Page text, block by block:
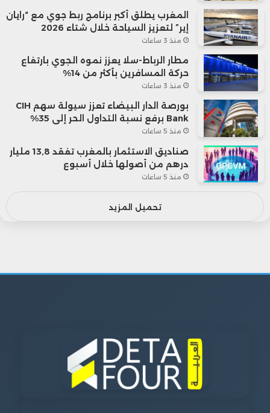
المغرب يطلق أكبر برنامج ربط جوي مع “رايان
إير” لتعزيز السياحة خلال شتاء 2026
منذ 3 ساعات
مطار الرباط-سلا يعزز نموه الجوي بارتفاع
حركة المسافرين بأكثر من 14%
منذ 3 ساعات
بورصة الدار البيضاء تعزز سيولة سهم CIH
Bank برفع نسبة التداول الحر إلى 35%
منذ 5 ساعات
صناديق الاستثمار بالمغرب تفقد 13,8 مليار
درهم من أصولها خلال أسبوع
منذ 5 ساعات
تحميل المزيد